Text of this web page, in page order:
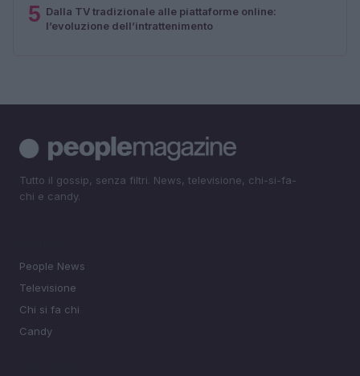
5 Dalla TV tradizionale alle piattaforme online:
l’evoluzione dell’intrattenimento
Tutto il gossip, senza filtri. News, televisione, chi-si-fa-
chi e candy.
People News
Televisione
Chi si fa chi
Candy